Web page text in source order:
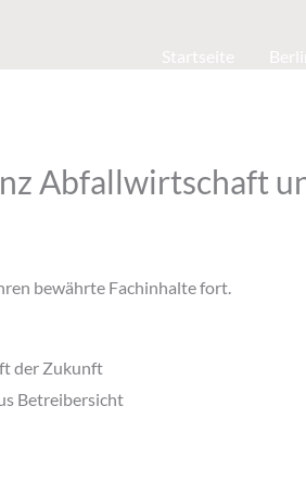
Abfallwirtschaft
bewährte Fachinhalte fort.
der Zukunft
Betreibersicht